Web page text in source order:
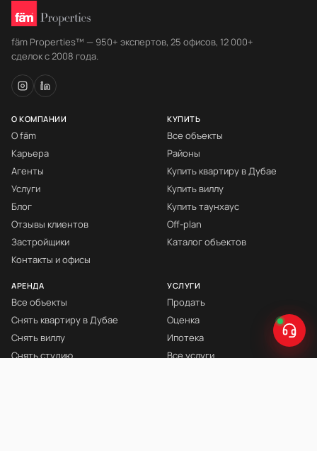
fäm Properties™ — 950+ экспертов, 25 офисов, 12 000+
сделок с 2008 года.
О КОМПАНИИ
О fäm
Карьера
Агенты
Услуги
Блог
Отзывы клиентов
Застройщики
Контакты и офисы
КУПИТЬ
Все объекты
Районы
Купить квартиру в Дубае
Купить виллу
Купить таунхаус
Off-plan
Каталог объектов
АРЕНДА
Все объекты
Снять квартиру в Дубае
Снять виллу
Снять студию
УСЛУГИ
Продать
Оценка
Ипотека
Все услуги